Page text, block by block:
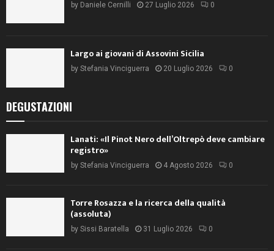
by Daniele Cernilli 27 Luglio 2026 0
Largo ai giovani di Assovini Sicilia
by Stefania Vinciguerra 20 Luglio 2026 0
DEGUSTAZIONI
Lanati: «Il Pinot Nero dell’Oltrepò deve cambiare
registro»
by Stefania Vinciguerra 4 Agosto 2026 0
Torre Rosazza e la ricerca della qualità
(assoluta)
by Sissi Baratella 31 Luglio 2026 0